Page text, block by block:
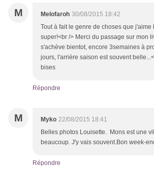
M Melofaroh 30/08/2015 18:42
Tout à fait le genre de choses que j'aime
super!<br /> Merci du passage sur mon
s'achève bientot, encore 3semaines à
jours, l'arrière saison est souvent
bises
Répondre
M Myko 22/08/2015 18:41
Belles photos Louisette. Mons est une
beaucoup. J'y vais souvent.Bon week-
Répondre